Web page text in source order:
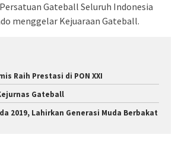
Gateball Seluruh Indonesia
menggelar Kejuaraan Gateball.
Raih Prestasi di PON XXI
Gateball
2019, Lahirkan Generasi Muda Berbakat